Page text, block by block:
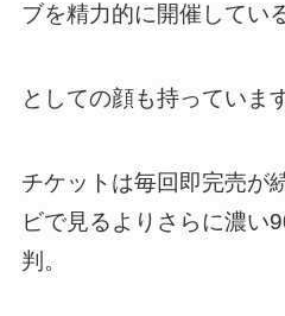
ブを精力的に開催してい
としての顔も持っていま
チケットは毎回即完売が
ビで見るよりさらに濃い
判。